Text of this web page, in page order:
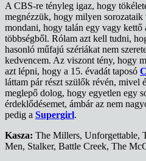
A CBS-re tényleg igaz, hogy
megnézzük, hogy milyen
mondani, hogy talán egy vagy
többségből. Rólam azt kell tudni,
hasonló műfajú szériákat nem
kedvencem. Az viszont tény, hogy
azt lépni, hogy a 15. évadát taposó
láttam pár részt szülők révén, mivel
meglepő dolog, hogy egyetlen egy
érdeklődésemet, ámbár az nem
pedig a Supergirl.
Kasza: The Millers, Unforgettable,
Men, Stalker, Battle Creek, The